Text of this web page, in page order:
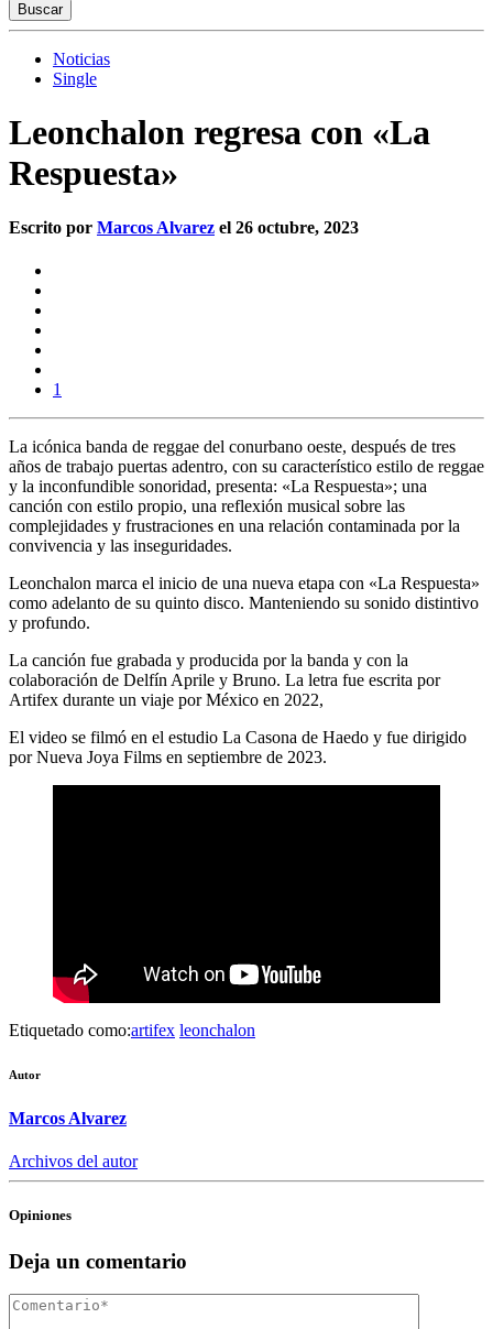
Noticias
Single
Leonchalon regresa con «La
Respuesta»
Escrito por Marcos Alvarez el 26 octubre, 2023
1
La icónica banda de reggae del conurbano oeste, después de tres
años de trabajo puertas adentro, con su característico estilo de reggae
y la inconfundible sonoridad, presenta: «La Respuesta»; una
canción con estilo propio, una reflexión musical sobre las
complejidades y frustraciones en una relación contaminada por la
convivencia y las inseguridades.
Leonchalon marca el inicio de una nueva etapa con «La Respuesta»
como adelanto de su quinto disco. Manteniendo su sonido distintivo
y profundo.
La canción fue grabada y producida por la banda y con la
colaboración de Delfín Aprile y Bruno. La letra fue escrita por
Artifex durante un viaje por México en 2022,
El video se filmó en el estudio La Casona de Haedo y fue dirigido
por Nueva Joya Films en septiembre de 2023.
Etiquetado como:artifex leonchalon
Autor
Marcos Alvarez
Archivos del autor
Opiniones
Deja un comentario